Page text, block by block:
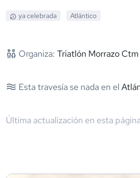
ya celebrada Atlántico
Organiza: Triatlón Morrazo Ctm
Esta travesía se nada en el
Última actualización en esta